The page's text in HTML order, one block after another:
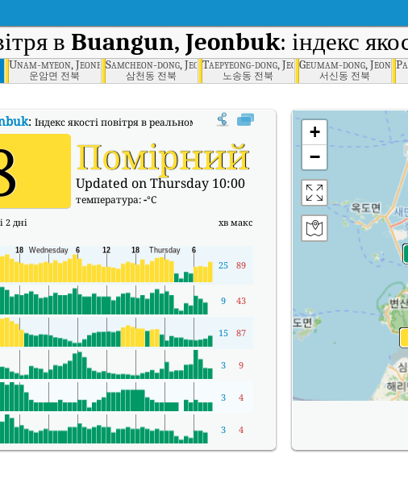
в Buangun, Jeonbuk: індекс
Unam-myeon, Jeonbuk
운암면 전북
Samcheon-dong, Jeonju-si, Jeonbuk
삼천동 전북
Taepyeong-dong, Jeonju-si, Jeonbuk
노송동 전북
Geumam-dong, Jeonbuk
서신동 전북
: Індекс якості повітря в реальному часі (AQI) Buangun, Jeonbuk.
Помірний
Updated on Thursday 10:00
температура:-°C
2 дні хв макс
25 89
9 43
15 87
3 9
3 4
3 4
+
−